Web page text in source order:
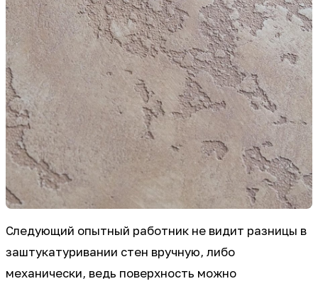
Следующий опытный работник не видит разницы в
заштукатуривании стен вручную, либо
механически, ведь поверхность можно